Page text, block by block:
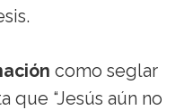
como seglar
que “Jesús aún no